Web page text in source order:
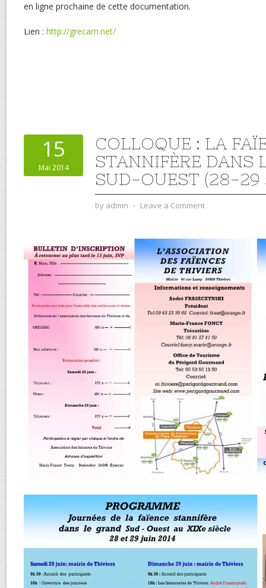
en ligne prochaine de cette documentation.
Lien : http://grecam.net/
15
Mai 2014
COLLOQUE : LA
STANNIFÈRE DANS
SUD-OUEST (28-29
by admin ⋅ Leave a Comment